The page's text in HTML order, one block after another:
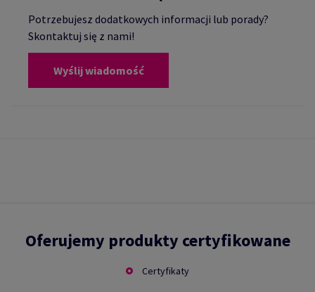
Potrzebujesz dodatkowych informacji lub porady?
Skontaktuj się z nami!
Wyślij wiadomość
Oferujemy produkty certyfikowane
Certyfikaty